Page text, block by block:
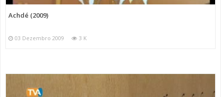
Achdé (2009)
03 Dezembro 2009 3 K